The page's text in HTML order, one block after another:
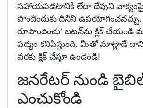
సహాయపడటానికి లేదా దేవుని వాక్యంపై
పొందేందుకు దీనిని
రూపొందించు' బటన్‌ను క్లిక్ చేయండి
పద్యం కనిపిస్తుంది. మీతో మాట్లాడే
వరకు క్లిక్ చేస్తూ ఉండండి!
జనరేటర్ నుండి
ఎంచుకోండి